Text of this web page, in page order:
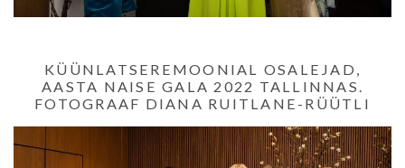
KÜÜNLATSEREMOONIAL OSALEJAD,
AASTA NAISE GALA 2022 TALLINNAS.
FOTOGRAAF DIANA RUITLANE-RÜÜTLI